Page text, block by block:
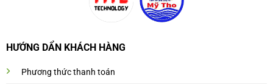
HƯỚNG DẨN KHÁCH HÀNG
Phương thức thanh toán